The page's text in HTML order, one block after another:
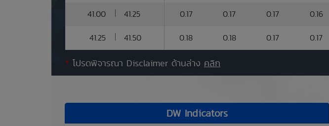
41.00 41.25 0.17 0.17 0.17 0.16
41.25 41.50 0.18 0.18 0.17 0.17
* โปรดพิจารณา Disclaimer ด้านล่าง คลิก
DW Indicators